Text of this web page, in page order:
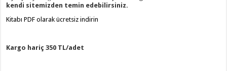
kendi sitemizden temin edebilirsiniz.
Kitabı PDF olarak ücretsiz indirin
Kargo hariç 350 TL/adet